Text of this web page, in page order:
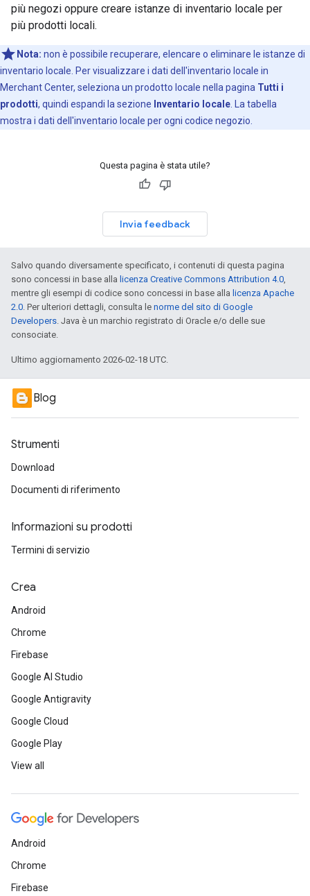
più negozi oppure creare istanze di inventario locale per
più prodotti locali.
Nota: non è possibile recuperare, elencare o eliminare le istanze di
inventario locale. Per visualizzare i dati dell'inventario locale in
Merchant Center, seleziona un prodotto locale nella pagina Tutti i
prodotti, quindi espandi la sezione Inventario locale . La tabella
mostra i dati dell'inventario locale per ogni codice negozio.
Questa pagina è stata utile?
Invia feedback
Salvo quando diversamente specificato, i contenuti di questa pagina
sono concessi in base alla licenza Creative Commons Attribution 4.0,
mentre gli esempi di codice sono concessi in base alla licenza Apache
2.0. Per ulteriori dettagli, consulta le norme del sito di Google
Developers. Java è un marchio registrato di Oracle e/o delle sue
consociate.
Ultimo aggiornamento 2026-02-18 UTC.
Blog
Strumenti
Download
Documenti di riferimento
Informazioni su prodotti
Termini di servizio
Crea
Android
Chrome
Firebase
Google AI Studio
Google Antigravity
Google Cloud
Google Play
View all
Android
Chrome
Firebase